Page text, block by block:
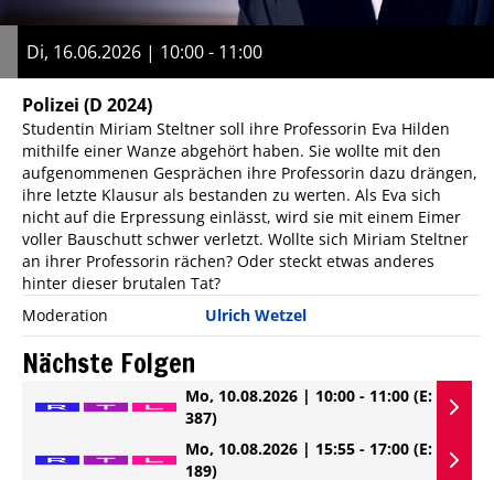
Di, 16.06.2026 | 10:00 - 11:00
Polizei (D 2024)
Studentin Miriam Steltner soll ihre Professorin Eva Hilden
mithilfe einer Wanze abgehört haben. Sie wollte mit den
aufgenommenen Gesprächen ihre Professorin dazu drängen,
ihre letzte Klausur als bestanden zu werten. Als Eva sich
nicht auf die Erpressung einlässt, wird sie mit einem Eimer
voller Bauschutt schwer verletzt. Wollte sich Miriam Steltner
an ihrer Professorin rächen? Oder steckt etwas anderes
hinter dieser brutalen Tat?
Moderation
Ulrich Wetzel
Nächste Folgen
Mo, 10.08.2026 | 10:00 - 11:00 (E:
387)
Mo, 10.08.2026 | 15:55 - 17:00 (E:
189)